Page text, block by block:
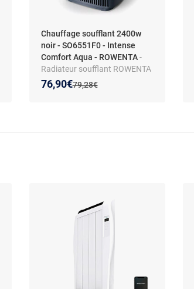
Chauffage soufflant 2400w
noir - SO6551F0 - Intense
Comfort Aqua - ROWENTA-
Radiateur soufflant ROWENTA
SO6551F0 Intense Comfort
Aqua 2400 W - Noir mat
Ancien prix :
79,28€
Nouveau prix :
76,90€
Réduction de :